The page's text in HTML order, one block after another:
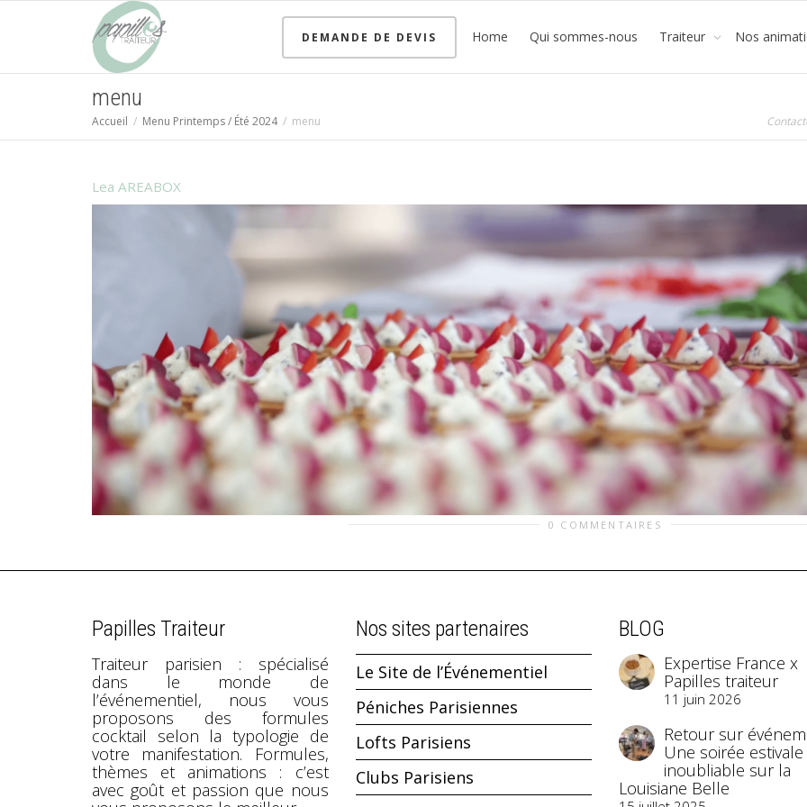
DEMANDE DE DEVIS Home Qui sommes-nous Traiteur Nos
menu
Accueil Menu Printemps / Été 2024 menu
Lea AREABOX
0 COMMENTAIRES
Papilles Traiteur
Traiteur parisien : spécialisé
dans le monde de
l’événementiel, nous vous
proposons des formules
cocktail selon la typologie de
votre manifestation. Formules,
thèmes et animations : c’est
avec goût et passion que nous
Nos sites partenaires
Le Site de l’Événementiel
Péniches Parisiennes
Lofts Parisiens
Clubs Parisiens
BLOG
Expertise France x
Papilles traiteur
11 juin 2026
Retour sur
Une soirée estivale
inoubliable sur la
Louisiane Belle